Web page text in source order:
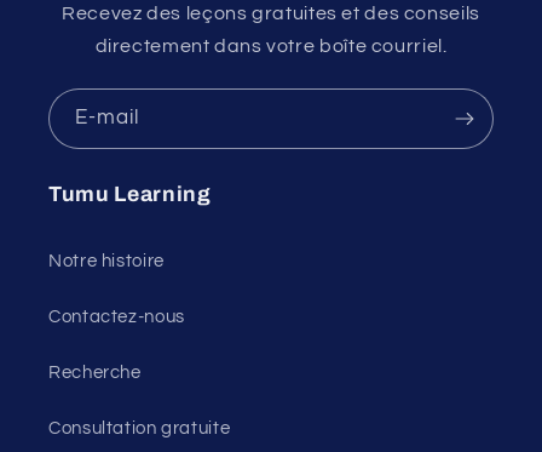
Recevez des leçons gratuites et des conseils
directement dans votre boîte courriel.
E-mail
Tumu Learning
Notre histoire
Contactez-nous
Recherche
Consultation gratuite